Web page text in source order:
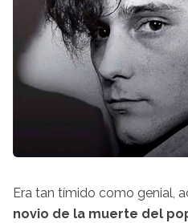
Era tan tímido como genial,
novio de la muerte del